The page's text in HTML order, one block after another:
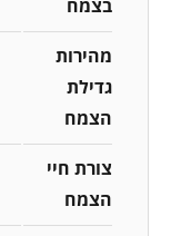
בצמח
מהירות
גדילת
הצמח
צורת חיי
הצמח